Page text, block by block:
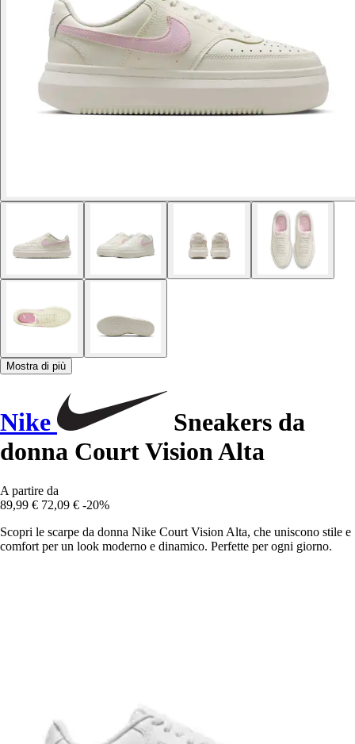
Mostra di più
Nike
Sneakers da
donna Court Vision Alta
A partire da
89,99 € 72,09 € -20%
Scopri le scarpe da donna Nike Court Vision Alta, che uniscono stile e
comfort per un look moderno e dinamico. Perfette per ogni giorno.